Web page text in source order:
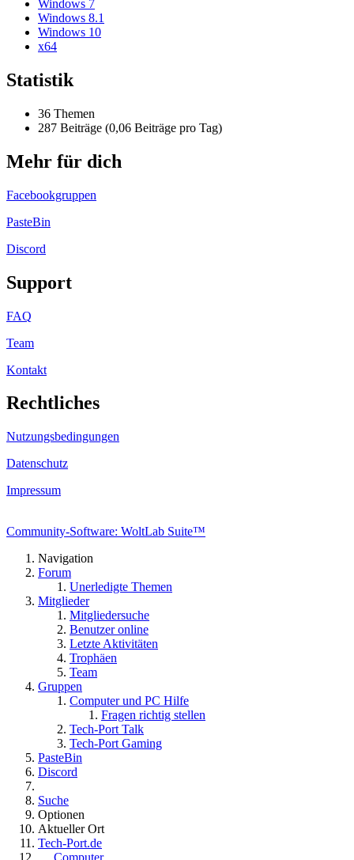
Windows 7
Windows 8.1
Windows 10
x64
Statistik
36 Themen
287 Beiträge (0,06 Beiträge pro Tag)
Mehr für dich
Facebookgruppen
PasteBin
Discord
Support
FAQ
Team
Kontakt
Rechtliches
Nutzungsbedingungen
Datenschutz
Impressum
Community-Software: WoltLab Suite™
Navigation
Forum
Unerledigte Themen
Mitglieder
Mitgliedersuche
Benutzer online
Letzte Aktivitäten
Trophäen
Team
Gruppen
Computer und PC Hilfe
Fragen richtig stellen
Tech-Port Talk
Tech-Port Gaming
PasteBin
Discord
Suche
Optionen
Aktueller Ort
Tech-Port.de